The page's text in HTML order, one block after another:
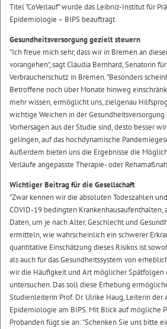
Titel "CoVerlauf" wurde das Leibniz-Institut für
Epidemiologie – BIPS beauftragt.
Gesundheitsversorgung gezielt steuern
"Ich freue mich sehr, dass wir in Bremen an
vorangehen", sagt Claudia Bernhard, Senatorin
Verbraucherschutz in Bremen. "Besonders
Betroffene noch über Monate hinweg
mehr wissen, ermöglicht uns, zielgenau
wichtige Weichen in der
Vorhersagen aus der Studie sind, desto besser
gelingen, auf das hochdynamische
Außerdem bieten uns die Ergebnisse die
Verläufe angepasste Therapie- oder
Wichtiger Beitrag für die Gesellschaft
"Zwar kennen wir die absoluten Todeszahlen
COVID-19 bedingten Krankenhausaufenthalten,
Daten, um je nach Alter, Geschlecht und
ermitteln, wie wahrscheinlich ein schwerer
quantitative Einschätzung dieses Risikos ist
als auch für das Gesundheitssystem von
wir die Häufigkeit und Art möglicher Spätfolgen
untersuchen. Das soll diese Erhebung
Studienleiterin Prof. Dr. Ulrike Haug, Leiterin
Epidemiologie am BIPS. Mit Blick auf mögliche
Probanden fügt sie an: "Schenken Sie uns bitte